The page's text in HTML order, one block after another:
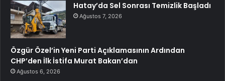
Hatay’da Sel Sonrası Temizlik Başladı
Ağustos 7, 2026
Özgür Özel’in Yeni Parti Açıklamasının Ardından
CHP’den İlk İstifa Murat Bakan’dan
Ağustos 6, 2026